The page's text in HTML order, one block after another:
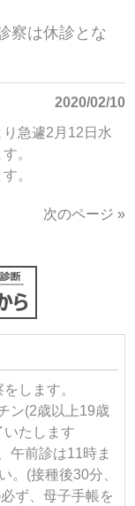
察は休診とな
2020/02/10
急遽2月12日水
。
。
次のページ »
します。
ン(2歳以上19歳
いたします
午前診は11時ま
。(接種後30分、
ず、母子手帳を